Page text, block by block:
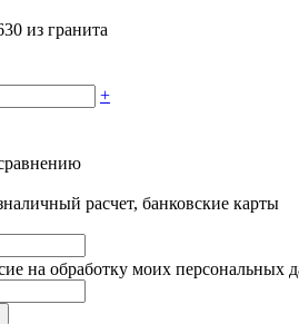
из гранита
+
расчет, банковские карты
на обработку моих персональных